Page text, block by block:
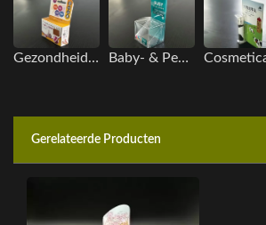
Gezondheidszorg & Reisproducten Baby- & Peuterproducten
Gerelateerde Producten